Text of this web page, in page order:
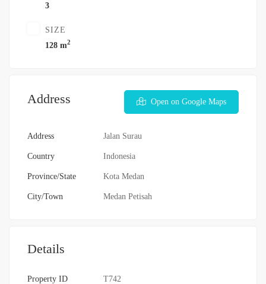
3
SIZE
128 m2
Address Open on Google Maps
Address Jalan Surau
Country Indonesia
Province/State Kota Medan
City/Town Medan Petisah
Details
Property ID T742